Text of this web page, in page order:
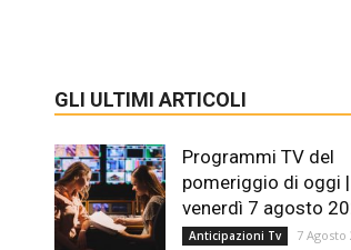
GLI ULTIMI ARTICOLI
Programmi TV del
pomeriggio di oggi |
venerdì 7 agosto
Anticipazioni Tv 7 Agosto